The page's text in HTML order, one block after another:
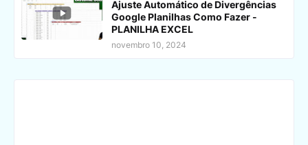
Ajuste Automático de Divergências
Google Planilhas Como Fazer -
PLANILHA EXCEL
novembro 10, 2024